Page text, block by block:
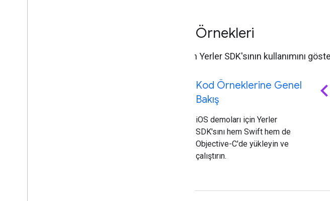
Kod Örnekleri
iOS için Yerler SDK'sının kullanımını
Kod Örneklerine Genel
Bakış
iOS demoları için Yerler
SDK'sını hem Swift hem de
Objective-C'de yükleyin ve
çalıştırın.